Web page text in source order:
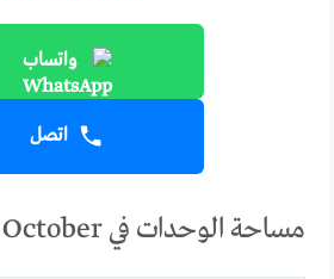
واتساب
اتصل
مساحة الوحدات في Joya Mall 6 October